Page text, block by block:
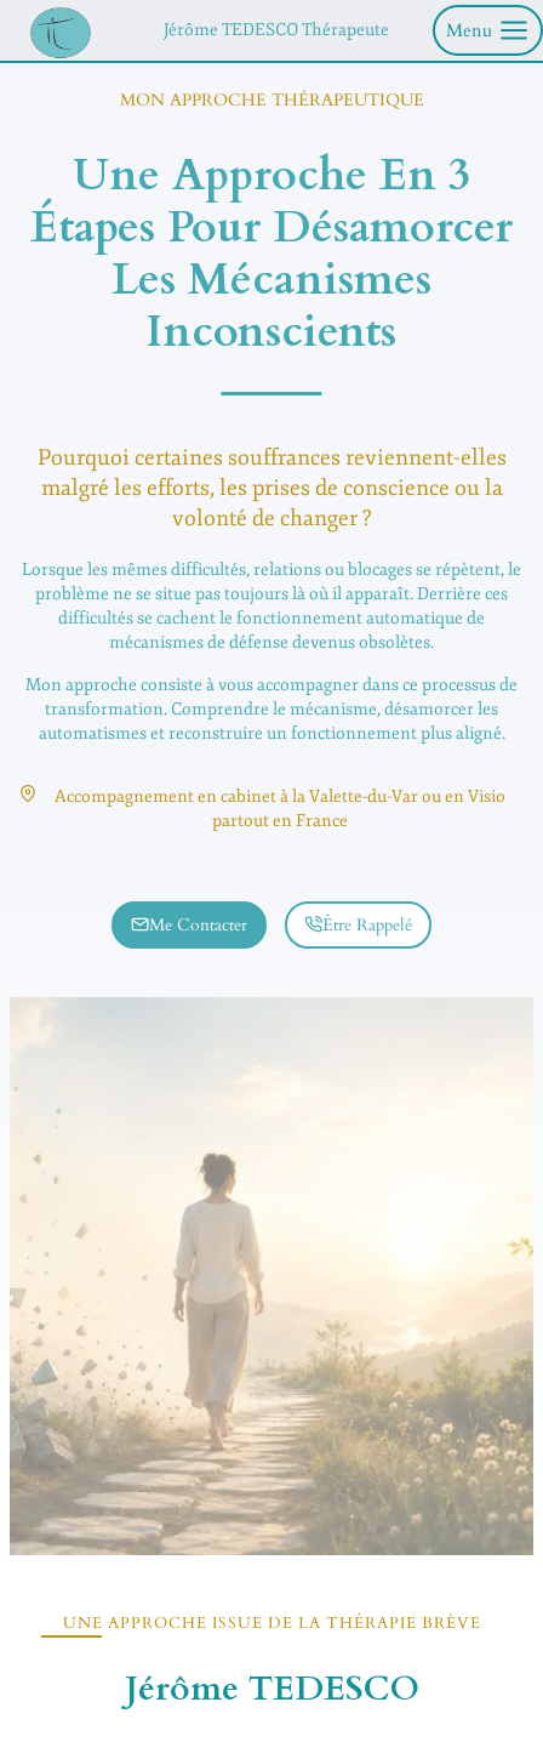
contenu
Jérôme TEDESCO Thérapeute Menu
MON APPROCHE THÉRAPEUTIQUE
Une Approche En 3
Étapes Pour Désamorcer
Les Mécanismes
Inconscients
Pourquoi certaines souffrances reviennent-elles
malgré les efforts, les prises de conscience ou la
volonté de changer ?
Lorsque les mêmes difficultés, relations ou blocages se répètent, le
problème ne se situe pas toujours là où il apparaît. Derrière ces
difficultés se cachent le fonctionnement automatique de
mécanismes de défense devenus obsolètes.
Mon approche consiste à vous accompagner dans ce processus de
transformation. Comprendre le mécanisme, désamorcer les
automatismes et reconstruire un fonctionnement plus aligné.
Accompagnement en cabinet à la Valette-du-Var ou en Visio
partout en France
Me Contacter Être Rappelé
UNE APPROCHE ISSUE DE LA THÉRAPIE BRÈVE
Jérôme TEDESCO